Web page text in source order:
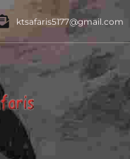
ktsafaris5177@gmail.com